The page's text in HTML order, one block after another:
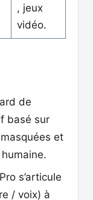
, jeux
vidéo.
de
basé sur
et
s’articule
/ voix) à